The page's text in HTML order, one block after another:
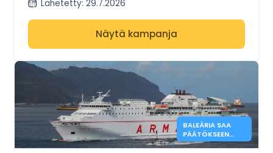
Lähetetty: 29.7.2026
Näytä kampanja
BALEÀRIA SAA
PÄÄTÖKSEEN
ARMASIN